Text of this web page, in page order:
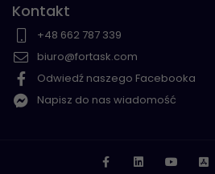
Kontakt
+48 662 787 339
biuro@fortask.com
Odwiedź naszego Facebooka
Napisz do nas wiadomość